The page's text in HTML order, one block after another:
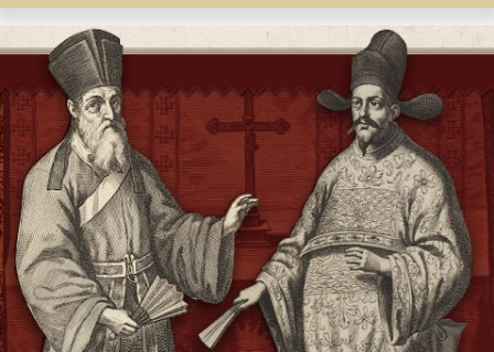
BQ5764.F226 C418 1927
Description
114 p. : ill. ; 17 cm.
Note
Fables chinoises : du IIIe au VIIe siècle de notre ère : d'origine
hindoue / trad. par Edouard Chavannes ; versifiées par Mme
Edouard Chavannes ; préf. de Joseph Bédier ; dessin d'Andrée
Karpelès.
Du III eau VIIesiècle de notre ère : d'origine hindoue.